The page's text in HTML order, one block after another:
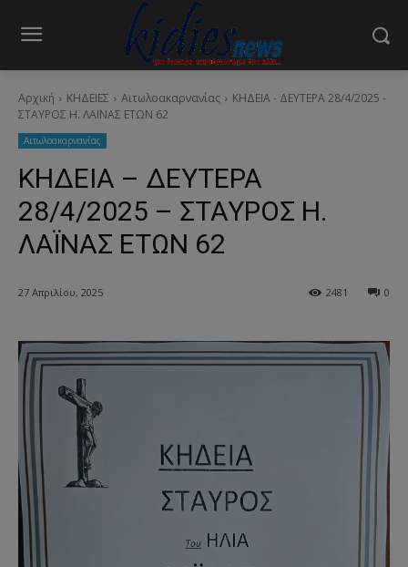
Αρχική ΚΗΔΕΙΕΣ Aιτωλοακαρνανίας
ΚΗΔΕΙΑ - ΔΕΥΤΕΡΑ 28/4/2025 -
ΣΤΑΥΡΟΣ Η. ΛΑΪΝΑΣ ΕΤΩΝ 62
Aιτωλοακαρνανίας
ΚΗΔΕΙΑ – ΔΕΥΤΕΡΑ
28/4/2025 – ΣΤΑΥΡΟΣ Η.
ΛΑΪΝΑΣ ΕΤΩΝ 62
27 Απριλίου, 2025 0
2481